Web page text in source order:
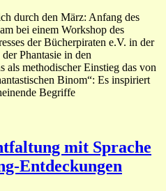
durch den März: Anfang des
bei einem Workshop des
der Bücherpiraten e.V. in der
Phantasie in den
als methodischer Einstieg das von
Binom“: Es inspiriert
Begriffe
mit Sprache
Entdeckungen